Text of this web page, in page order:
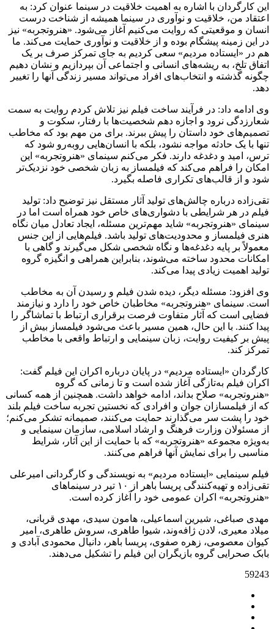
این کارگردان با اشاره به اهمیت خلاقیت در سینما عنوان کرد: به
اعتقاد من، خلاقیت و نوآوری در سینما همیشه از شناخت درست
انسان و موقعیتی که روایت می‌کنیم آغاز می‌شود. «هنروتجربه» نیز
در این زمینه پیشگام بوده و از خلاقیت و نوآوری حمایت می‌کند. ما
هم در «ایستاده مردیم» سعی کردیم به جای تمرکز صرف بر یک
اتفاق تلخ، به ریشه‌های انسانی و اجتماعی آن بپردازیم و نشان دهیم
چگونه گذشته و انتخاب‌های افراد می‌تواند مسیر زندگی آنها را تغییر
دهد.
وی ادامه داد: در فرآیند ساخت فیلم نیز تلاش کردم روایت به سمت
شعارزدگی نرود و اجازه دهم شخصیت‌ها با رفتار، سکوت و
تصمیم‌های خود داستان را پیش ببرند. برای من مهم بود که مخاطب
تنها با یک حادثه مواجه نشود، بلکه با انسان‌هایی روبه‌رو شود که
ترس، امید و دغدغه دارند. فکر می‌کنم سینمای «هنروتجربه» این
امکان را فراهم می‌کند که فیلمساز به زبان شخصی خود نزدیک‌تر
شود و از قالب‌های تکراری فاصله بگیرد.
تقی‌زاده درباره چالش‌های تولید آثار مستقل نیز توضیح داد: تولید
فیلم در هر شرایطی با دشواری‌های خاص خود همراه است اما در
سینمای «هنروتجربه» شاید مهم‌ترین مسئله، ایجاد تعادل میان نگاه
هنری فیلمساز و محدودیت‌های تولید باشد. فیلم‌هایی از این جنس
معمولاً بر پایه دغدغه‌ها و نگاه شخصی شکل می‌گیرند و گاهی با
امکانات محدود ساخته می‌شوند، بنابراین همراهی و انگیزه گروه
تولید اهمیت زیادی پیدا می‌کند.
وی افزود: مسئله دیگر، دیده شدن فیلم و رسیدن آن به مخاطب
است. سینمای «هنروتجربه» مخاطبان خاص خود را دارد و نیازمند
فضایی است که آثار متفاوت فرصت برقراری ارتباط با تماشاگر را
پیدا کنند. با این حال، همین مسیر باعث می‌شود فیلمساز بیش از
پیش بر کیفیت روایت، زبان سینمایی و ارتباط واقعی با مخاطب
تمرکز کند.
کارگردان «ایستاده مردیم» در پایان درباره اکران این فیلم گفت:
اکران فیلم به‌تازگی آغاز شده است و تا زمانی که گروه
«هنروتجربه» صلاح بداند، ادامه خواهد داشت. همچنین از همه کسانی
که از فیلمسازان جوان و افرادی که نخستین تجربه ساخت فیلم بلند
خود را پشت سر می‌گذارند حمایت می‌کنند، صمیمانه تشکر می‌کنم؛
از مسئولان وزارت فرهنگ و ارشاد اسلامی، سازمان سینمایی و
به‌ویژه مجموعه «هنروتجربه» که با حمایت از این آثار، شرایط
مناسبی را برای نمایش آنها فراهم می‌کنند.
فیلم سینمایی «ایستاده مردیم» به نویسندگی و کارگردانی امیرعلی
تقی‌زاده و تهیه‌کنندگی پریسا باهر از ۱۰ تیر در سینماهای
«هنروتجربه» اکران عمومی خود را آغاز کرده است.
مهدی صباغی، شیرین اسماعیلی، هامون سیدی، مهدی قربانی،
میلاد معیری، لادن ژافه‌وند، شیوا طاهری، سروش طاهری، امیر
کیوان معصومی، زهره صفوی، پریسا باهر، دانیال محمودی آبادی و
بابک ‌صحرایی گروه بازیگران این فیلم را تشکیل می‌دهند.
59243